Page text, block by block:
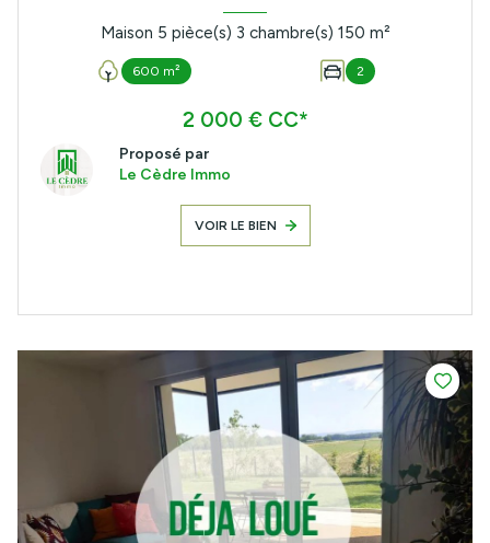
Maison 5 pièce(s) 3 chambre(s) 150 m²
600 m² 2
2 000 € CC*
Proposé par
Le Cèdre Immo
VOIR LE BIEN